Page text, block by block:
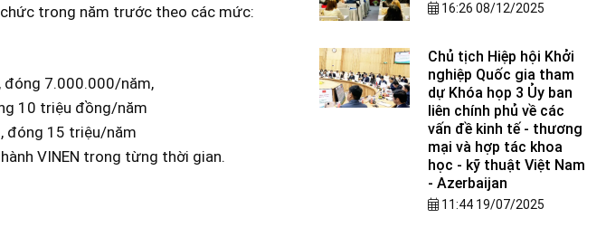
trong năm trước theo các mức:
đóng 7.000.000/năm,
10 triệu đồng/năm
đóng 15 triệu/năm
VINEN trong từng thời gian.
16:26 08/12/2025
Chủ tịch Hiệp hội Khởi
nghiệp Quốc gia tham
dự Khóa họp 3 Ủy ban
liên chính phủ về các
vấn đề kinh tế - thương
mại và hợp tác khoa
học - kỹ thuật Việt Nam
- Azerbaijan
11:44 19/07/2025